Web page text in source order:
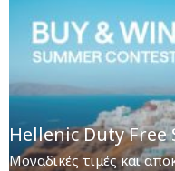
Hellenic Duty Free
Μοναδικές τιμές και